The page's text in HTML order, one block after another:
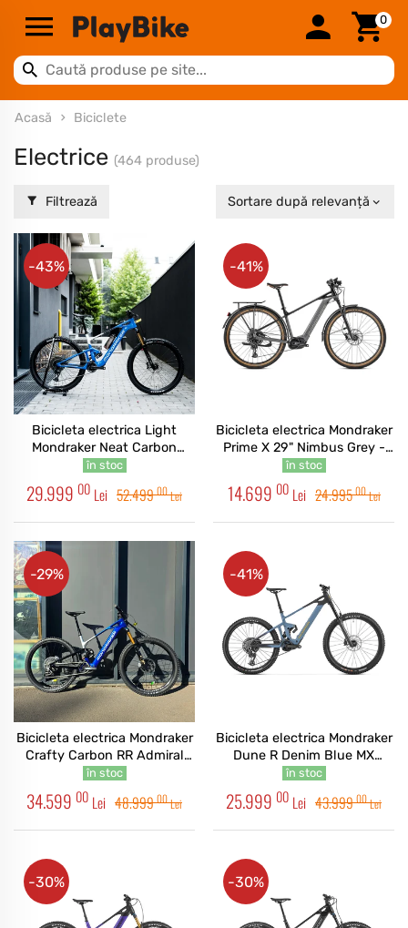
0
Acasă Biciclete
Electrice (464 produse)
Filtrează Sortare după relevanță
Bicicleta electrica Light
Mondraker Neat Carbon
Custom 29"
în stoc
29.999 00 Lei 52.49900Lei
-43%
Bicicleta electrica Mondraker
Prime X 29" Nimbus Grey -
Graphite - Desert Grey
în stoc
14.699 00 Lei 24.99500Lei
-41%
Bicicleta electrica Mondraker
Crafty Carbon RR Admiral
Blue Custom
în stoc
34.599 00 Lei 48.99900Lei
-29%
Bicicleta electrica Mondraker
Dune R Denim Blue MX
Blue/Yellow
în stoc
25.999 00 Lei 43.99900Lei
-41%
-30% -30%